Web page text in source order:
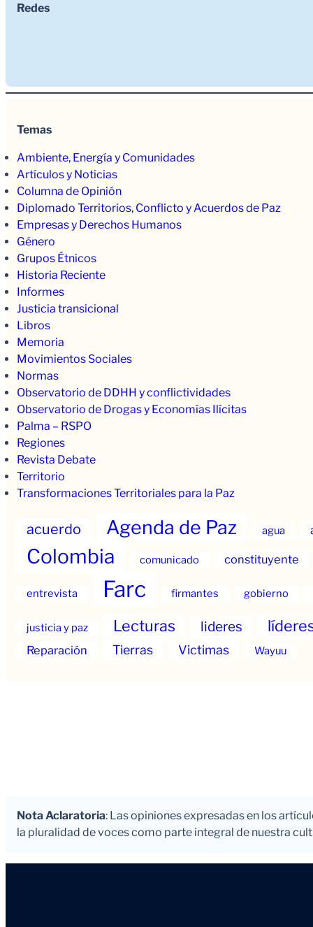
Redes
Temas
Ambiente, Energía y Comunidades
Artículos y Noticias
Columna de Opinión
Diplomado Territorios, Conflicto y Acuerdos de Paz
Empresas y Derechos Humanos
Género
Grupos Étnicos
Historia Reciente
Informes
Justicia transicional
Libros
Memoria
Movimientos Sociales
Normas
Observatorio de DDHH y conflictividades
Observatorio de Drogas y Economías Ilícitas
Palma – RSPO
Regiones
Revista Debate
Territorio
Transformaciones Territoriales para la Paz
acuerdo Agenda de Paz agua
Colombia comunicado constituyente
entrevista Farc firmantes gobierno
justicia y paz Lecturas lideres
Reparación Tierras Victimas Wayuu
Nota Aclaratoria: Las opiniones expresadas en los
la pluralidad de voces como parte integral de nuestra